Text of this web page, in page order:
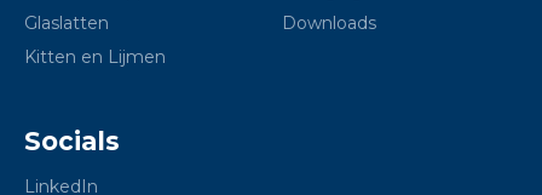
Glaslatten
Kitten en Lijmen
Downloads
Socials
LinkedIn